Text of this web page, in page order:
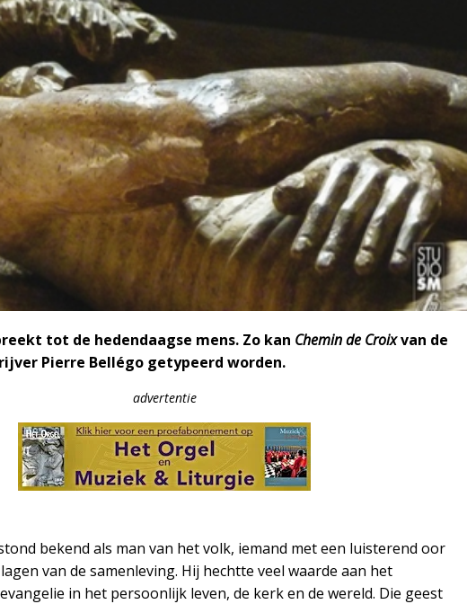
tot de hedendaagse mens. Zo kan Chemin de Croixvan de
Pierre Bellégo getypeerd worden.
advertentie
bekend als man van het volk, iemand met een luisterend oor
van de samenleving. Hij hechtte veel waarde aan het
in het persoonlijk leven, de kerk en de wereld. Die geest